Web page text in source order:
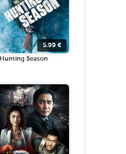
5.99€
Hunting Season